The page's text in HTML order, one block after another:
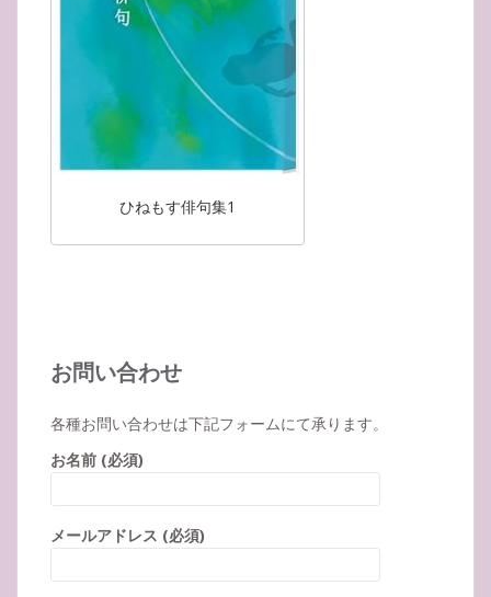
ひねもす俳句集1
お問い合わせ
各種お問い合わせは下記フォームにて承ります。
お名前 (必須)
メールアドレス (必須)